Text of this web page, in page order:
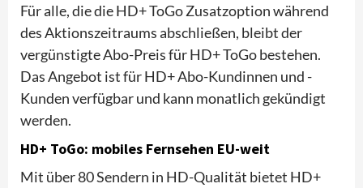
Für alle, die die HD+ ToGo Zusatzoption während
des Aktionszeitraums abschließen, bleibt der
vergünstigte Abo-Preis für HD+ ToGo bestehen.
Das Angebot ist für HD+ Abo-Kundinnen und -
Kunden verfügbar und kann monatlich gekündigt
werden.
HD+ ToGo: mobiles Fernsehen EU-weit
Mit über 80 Sendern in HD-Qualität bietet HD+